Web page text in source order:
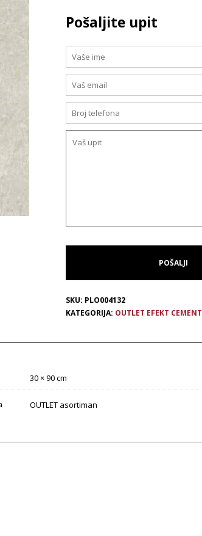
Pošaljite upit
SKU: PLO004132
KATEGORIJA: OUTLET EFEKT CEMENT
30 × 90 cm
OUTLET asortiman